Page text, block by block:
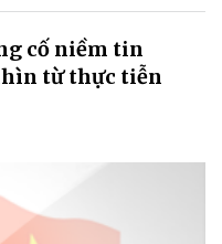
cố niềm tin
từ thực tiễn